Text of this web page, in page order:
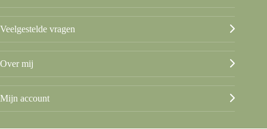
Veelgestelde vragen
Over mij
Mijn account